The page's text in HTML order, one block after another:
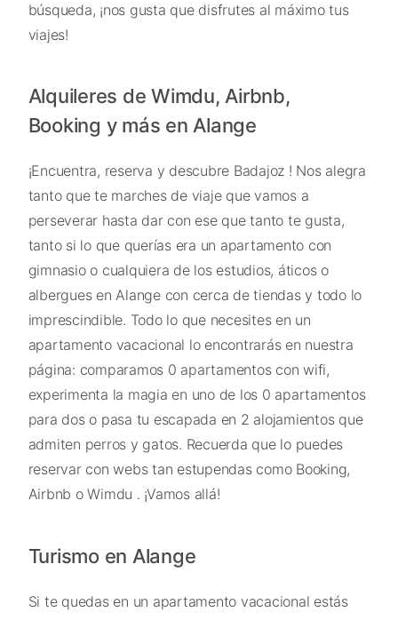
búsqueda, ¡nos gusta que disfrutes al máximo tus
viajes!
Alquileres de Wimdu, Airbnb,
Booking y más en Alange
¡Encuentra, reserva y descubre Badajoz ! Nos alegra
tanto que te marches de viaje que vamos a
perseverar hasta dar con ese que tanto te gusta,
tanto si lo que querías era un apartamento con
gimnasio o cualquiera de los estudios, áticos o
albergues en Alange con cerca de tiendas y todo lo
imprescindible. Todo lo que necesites en un
apartamento vacacional lo encontrarás en nuestra
página: comparamos 0 apartamentos con wifi,
experimenta la magia en uno de los 0 apartamentos
para dos o pasa tu escapada en 2 alojamientos que
admiten perros y gatos. Recuerda que lo puedes
reservar con webs tan estupendas como Booking,
Airbnb o Wimdu . ¡Vamos allá!
Turismo en Alange
Si te quedas en un apartamento vacacional estás